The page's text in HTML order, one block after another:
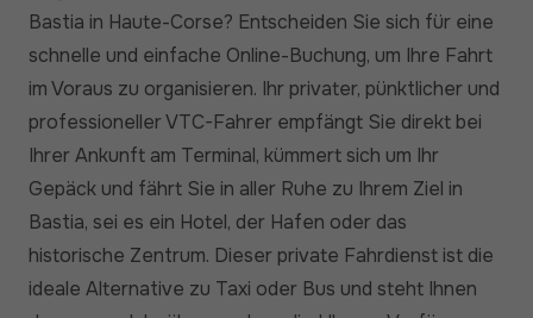
Bastia in Haute-Corse? Entscheiden Sie sich für eine
schnelle und einfache Online-Buchung, um Ihre Fahrt
im Voraus zu organisieren. Ihr privater, pünktlicher und
professioneller VTC-Fahrer empfängt Sie direkt bei
Ihrer Ankunft am Terminal, kümmert sich um Ihr
Gepäck und fährt Sie in aller Ruhe zu Ihrem Ziel in
Bastia, sei es ein Hotel, der Hafen oder das
historische Zentrum. Dieser private Fahrdienst ist die
ideale Alternative zu Taxi oder Bus und steht Ihnen